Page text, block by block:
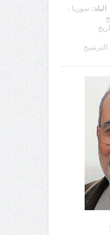
البلد: سوريا -